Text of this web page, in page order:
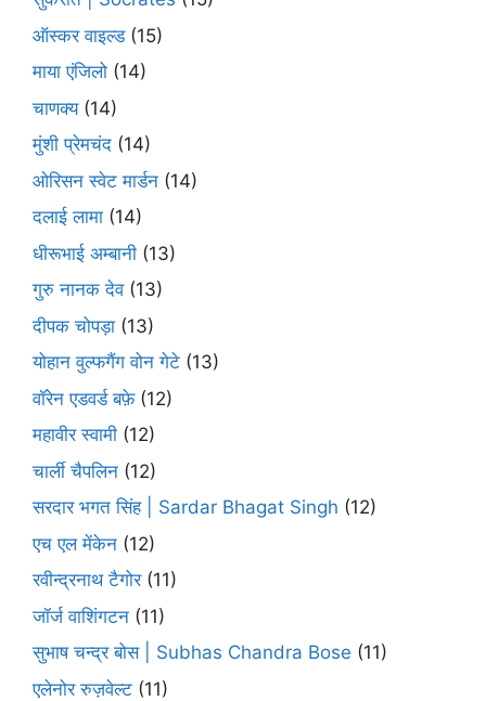
ऑस्कर वाइल्ड(15)
माया एंजिलो (14)
चाणक्य(14)
मुंशी प्रेमचंद (14)
ओरिसन स्‍वेट मार्डन (14)
दलाई लामा (14)
धीरूभाई अम्बानी (13)
गुरु नानक देव(13)
दीपक चोपड़ा (13)
योहान वुल्फगैंग वोन गेटे (13)
वॉरेन एडवर्ड बफ़े(12)
महावीर स्वामी (12)
चार्ली चैपलिन (12)
सरदार भगत सिंह | Sardar Bhagat Singh (12)
एच एल मेंकेन (12)
रवीन्द्रनाथ टैगोर(11)
जॉर्ज वाशिंगटन (11)
सुभाष चन्द्र बोस | Subhas Chandra Bose (11)
एलेनोर रुज़वेल्ट (11)